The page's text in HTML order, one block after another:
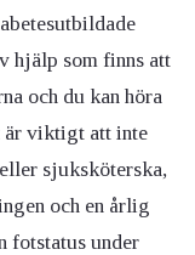
hjälp som finns att
och du kan höra
viktigt att inte
sjuksköterska,
och en årlig
fotstatus under